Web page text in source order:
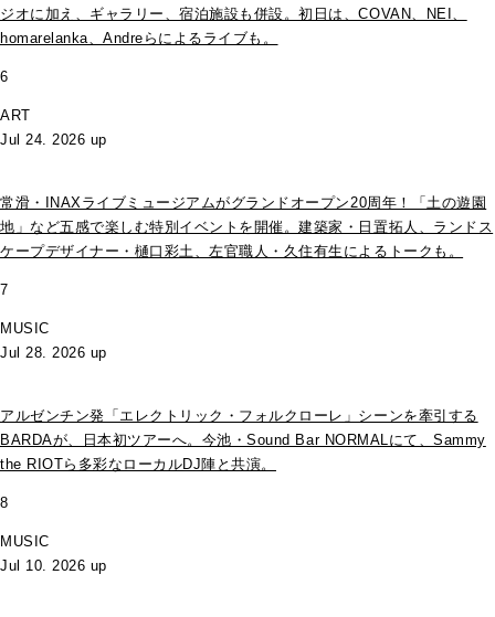
ジオに加え、ギャラリー、宿泊施設も併設。初日は、COVAN、NEI、
homarelanka、Andreらによるライブも。
6
ART
Jul 24. 2026 up
常滑・INAXライブミュージアムがグランドオープン20周年！「土の遊園
地」など五感で楽しむ特別イベントを開催。建築家・日置拓人、ランドス
ケープデザイナー・樋口彩土、左官職人・久住有生によるトークも。
7
MUSIC
Jul 28. 2026 up
アルゼンチン発「エレクトリック・フォルクローレ」シーンを牽引する
BARDAが、日本初ツアーへ。今池・Sound Bar NORMALにて、Sammy
the RIOTら多彩なローカルDJ陣と共演。
8
MUSIC
Jul 10. 2026 up